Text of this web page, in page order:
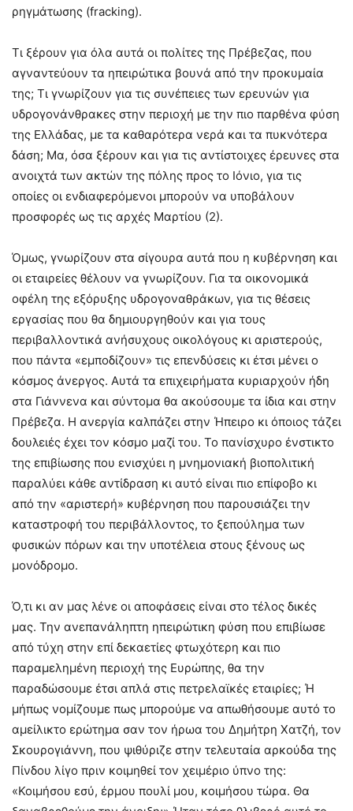
ρηγμάτωσης (fracking).
Τι ξέρουν για όλα αυτά οι πολίτες της Πρέβεζας, που
αγναντεύουν τα ηπειρώτικα βουνά από την προκυμαία
της; Τι γνωρίζουν για τις συνέπειες των ερευνών για
υδρογονάνθρακες στην περιοχή με την πιο παρθένα φύση
της Ελλάδας, με τα καθαρότερα νερά και τα πυκνότερα
δάση; Μα, όσα ξέρουν και για τις αντίστοιχες έρευνες στα
ανοιχτά των ακτών της πόλης προς το Ιόνιο, για τις
οποίες οι ενδιαφερόμενοι μπορούν να υποβάλουν
προσφορές ως τις αρχές Μαρτίου (2).
Όμως, γνωρίζουν στα σίγουρα αυτά που η κυβέρνηση και
οι εταιρείες θέλουν να γνωρίζουν. Για τα οικονομικά
οφέλη της εξόρυξης υδρογοναθράκων, για τις θέσεις
εργασίας που θα δημιουργηθούν και για τους
περιβαλλοντικά ανήσυχους οικολόγους κι αριστερούς,
που πάντα «εμποδίζουν» τις επενδύσεις κι έτσι μένει ο
κόσμος άνεργος. Αυτά τα επιχειρήματα κυριαρχούν ήδη
στα Γιάννενα και σύντομα θα ακούσουμε τα ίδια και στην
Πρέβεζα. Η ανεργία καλπάζει στην Ήπειρο κι όποιος τάζει
δουλειές έχει τον κόσμο μαζί του. Το πανίσχυρο ένστικτο
της επιβίωσης που ενισχύει η μνημονιακή βιοπολιτική
παραλύει κάθε αντίδραση κι αυτό είναι πιο επίφοβο κι
από την «αριστερή» κυβέρνηση που παρουσιάζει την
καταστροφή του περιβάλλοντος, το ξεπούλημα των
φυσικών πόρων και την υποτέλεια στους ξένους ως
μονόδρομο.
Ό,τι κι αν μας λένε οι αποφάσεις είναι στο τέλος δικές
μας. Την ανεπανάληπτη ηπειρώτικη φύση που επιβίωσε
από τύχη στην επί δεκαετίες φτωχότερη και πιο
παραμελημένη περιοχή της Ευρώπης, θα την
παραδώσουμε έτσι απλά στις πετρελαϊκές εταιρίες; Ή
μήπως νομίζουμε πως μπορούμε να απωθήσουμε αυτό το
αμείλικτο ερώτημα σαν τον ήρωα του Δημήτρη Χατζή, τον
Σκουρογιάννη, που ψιθύριζε στην τελευταία αρκούδα της
Πίνδου λίγο πριν κοιμηθεί τον χειμέριο ύπνο της:
«Κοιμήσου εσύ, έρμου πουλί μου, κοιμήσου τώρα. Θα